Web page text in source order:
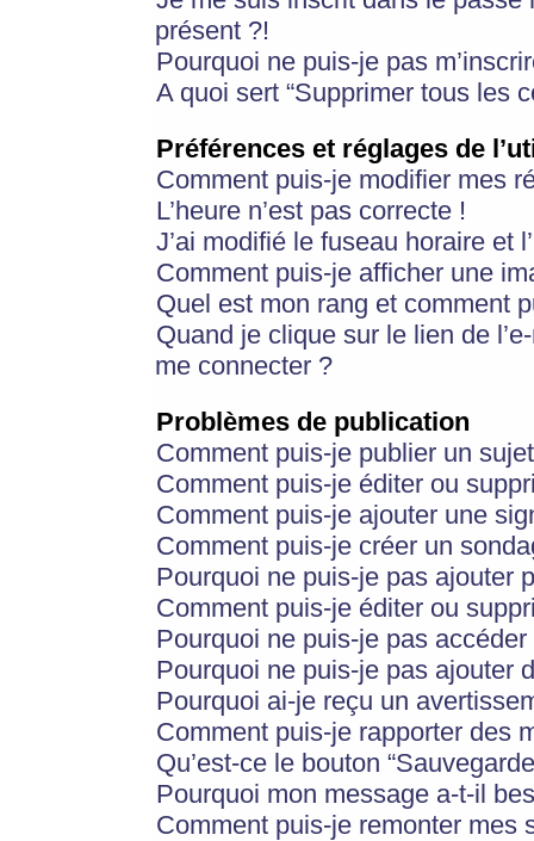
présent ?!
Pourquoi ne puis-je pas
A quoi sert “Supprimer tous les
Préférences et réglages de
Comment puis-je modifier mes
L’heure n’est pas correcte !
J’ai modifié le fuseau horaire et
Comment puis-je afficher une
Quel est mon rang et comment
Quand je clique sur le lien de
me connecter ?
Problèmes de publication
Comment puis-je publier un
Comment puis-je éditer ou
Comment puis-je ajouter une
Comment puis-je créer un
Pourquoi ne puis-je pas ajouter
Comment puis-je éditer ou
Pourquoi ne puis-je pas
Pourquoi ne puis-je pas ajouter
Pourquoi ai-je reçu un
Comment puis-je rapporter des
Qu’est-ce le bouton
Pourquoi mon message a-t-il
Comment puis-je remonter mes